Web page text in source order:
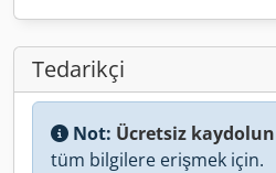
Tedarikçi
Not: Ücretsiz
tüm bilgilere erişmek için.